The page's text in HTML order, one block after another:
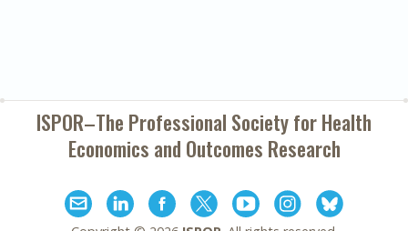
ISPOR–The Professional Society forHealth
Economics and Outcomes Research